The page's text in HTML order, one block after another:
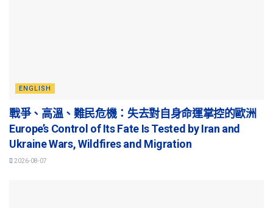
ENGLISH
戰爭、高溫、難民危機：失去對自身命運掌控的歐洲
Europe’s Control of Its Fate Is Tested by Iran and
Ukraine Wars, Wildfires and Migration
2026-08-07